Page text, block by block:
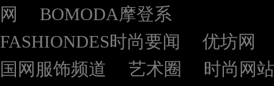
网
BOMODA摩登系
FASHIONDES时尚要闻
优坊网
国网服饰频道
艺术圈
时尚网站